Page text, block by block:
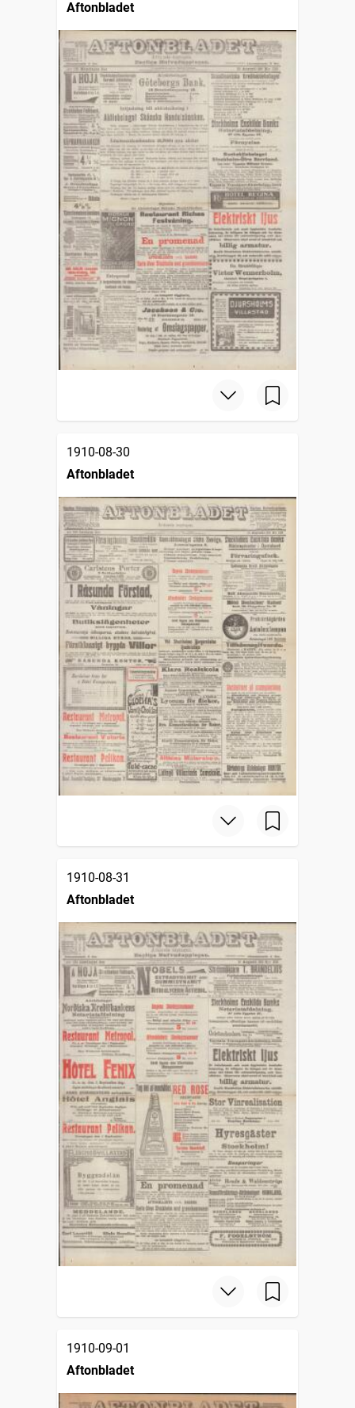
Aftonbladet
1910-08-30
Aftonbladet
1910-08-31
Aftonbladet
1910-09-01
Aftonbladet